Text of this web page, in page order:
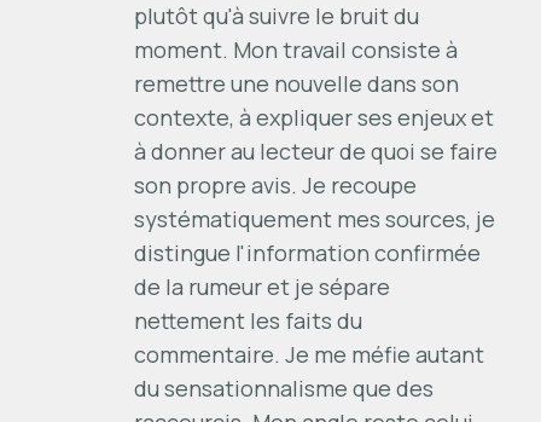
plutôt qu'à suivre le bruit du
moment. Mon travail consiste à
remettre une nouvelle dans son
contexte, à expliquer ses enjeux et
à donner au lecteur de quoi se faire
son propre avis. Je recoupe
systématiquement mes sources, je
distingue l'information confirmée
de la rumeur et je sépare
nettement les faits du
commentaire. Je me méfie autant
du sensationnalisme que des